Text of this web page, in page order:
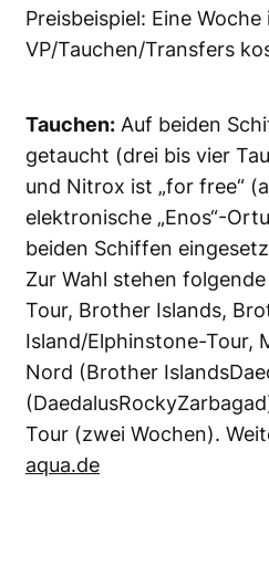
Preisbeispiel: Eine Woche
VP/Tauchen/Transfers
Tauchen: Auf beiden
getaucht (drei bis vier
und Nitrox ist „for free“
elektronische „Enos“-
beiden Schiffen
Zur Wahl stehen
Tour, Brother Islands,
Island/Elphinstone-Tour,
Nord (Brother
Tour (zwei Wochen).
aqua.de